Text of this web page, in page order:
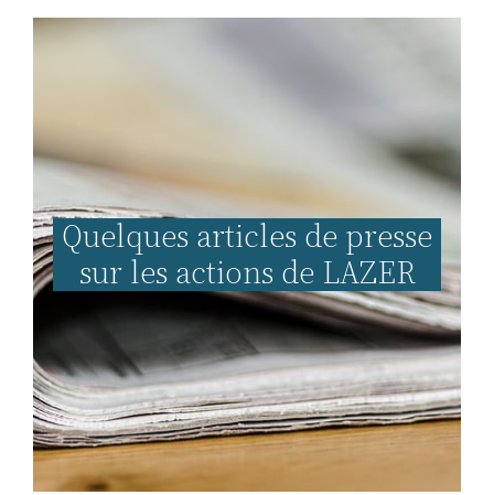
Quelques articles de presse
sur les actions de LAZER